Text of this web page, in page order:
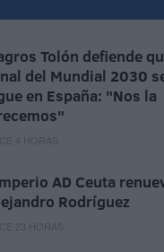
Tolón defiende
del Mundial 2030
en España: "Nos la
4 HORAS
AD Ceuta
Rodríguez
23 HORAS